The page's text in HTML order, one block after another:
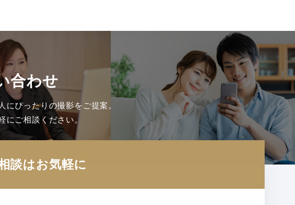
合わせ
ぴったりの撮影をご提案。
にご相談ください。
談はお気軽に